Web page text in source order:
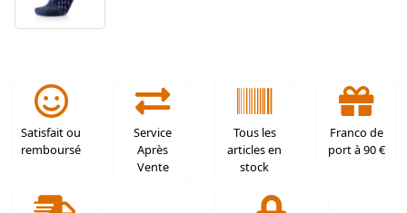
Satisfait ou
remboursé
Service
Après
Vente
Tous les
articles en
stock
Franco de
port à 90 €